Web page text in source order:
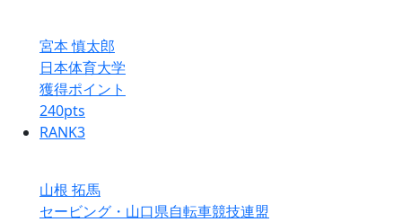
宮本 慎太郎
日本体育大学
獲得ポイント
240pts
RANK3
山根 拓馬
セービング・山口県自転車競技連盟